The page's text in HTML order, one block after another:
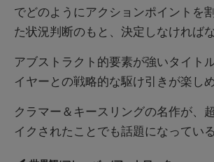
でどのようにアクションポイントを
た状況判断のもと、決定しなければ
アブストラクト的要素が強いタイト
イヤーとの戦略的な駆け引きが楽し
クラマー＆キースリングの名作が、
イクされたことでも話題になってい